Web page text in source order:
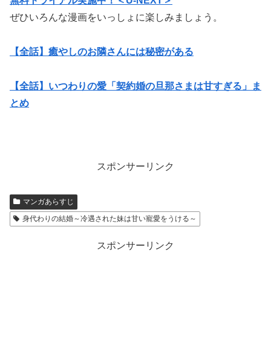
ぜひいろんな漫画をいっしょに楽しみましょう。
【全話】癒やしのお隣さんには秘密がある
【全話】いつわりの愛「契約婚の旦那さまは甘すぎる」ま
とめ
スポンサーリンク
マンガあらすじ
身代わりの結婚～冷遇された妹は甘い寵愛をうける～
スポンサーリンク